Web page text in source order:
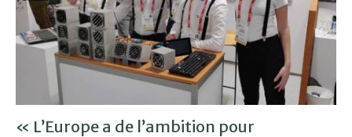
« L’Europe a de l’ambition pour